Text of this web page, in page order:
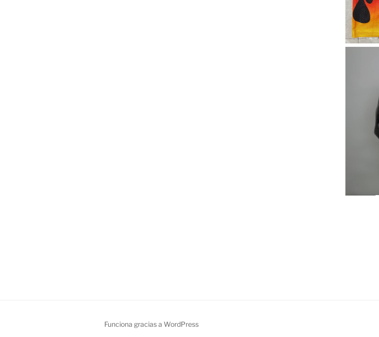
Funciona gracias a WordPress